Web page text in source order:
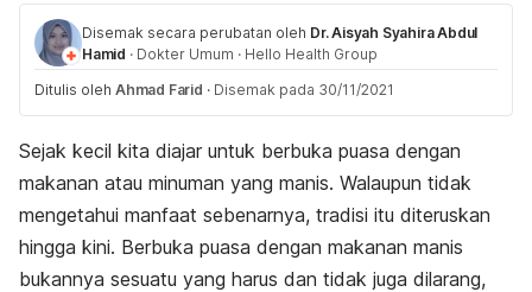
Disemak secara perubatan oleh Dr. Aisyah Syahira Abdul
Hamid · Dokter Umum · Hello Health Group
Ditulis oleh Ahmad Farid · Disemak pada 30/11/2021
Sejak kecil kita diajar untuk berbuka puasa dengan
makanan atau minuman yang manis. Walaupun tidak
mengetahui manfaat sebenarnya, tradisi itu diteruskan
hingga kini. Berbuka puasa dengan makanan manis
bukannya sesuatu yang harus dan tidak juga dilarang,